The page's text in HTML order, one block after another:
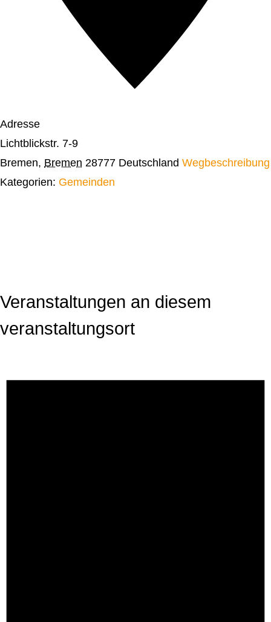
Adresse
Lichtblickstr. 7-9
Bremen, Bremen 28777 Deutschland Wegbeschreibung
Kategorien: Gemeinden
Veranstaltungen an diesem
veranstaltungsort